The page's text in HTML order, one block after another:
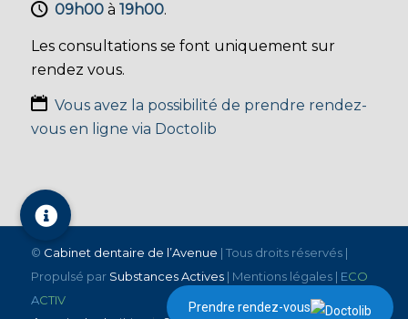
09h00à 19h00.
Les consultations se font uniquement sur
rendez vous.
Vous avez la possibilité de prendre rendez-
vous en ligne via Doctolib
© Cabinet dentaire de l’Avenue | Tous droits réservés |
Propulsé par Substances Actives| Mentions légales| ECO
ACTIV Prendre rendez-vous